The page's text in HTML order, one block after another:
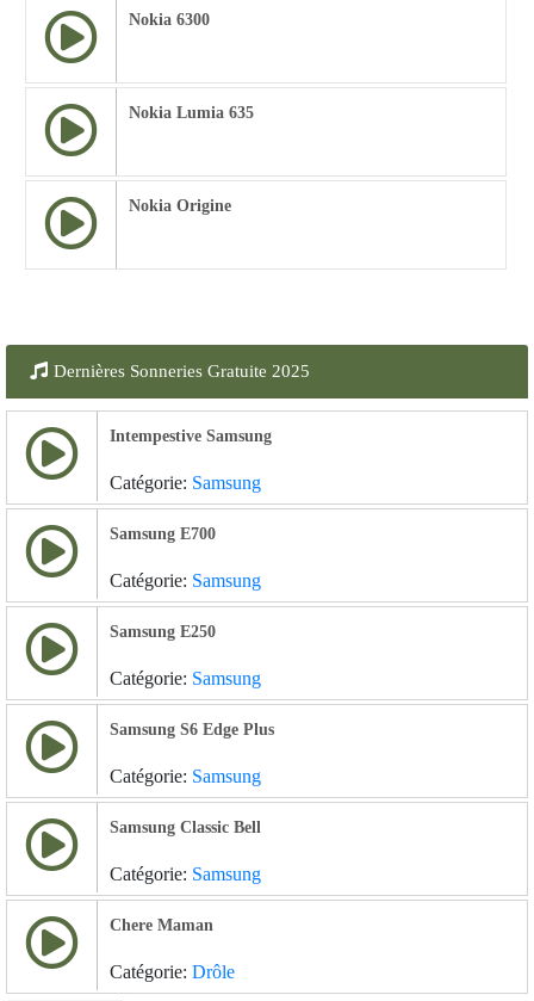
Nokia 6300
Nokia Lumia 635
Nokia Origine
Dernières Sonneries Gratuite 2025
Intempestive Samsung
Catégorie: Samsung
Samsung E700
Catégorie: Samsung
Samsung E250
Catégorie: Samsung
Samsung S6 Edge Plus
Catégorie: Samsung
Samsung Classic Bell
Catégorie: Samsung
Chere Maman
Catégorie: Drôle